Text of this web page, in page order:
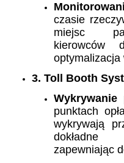
czasie
miejsc
kierowców
optymalizacja
3. Toll Booth
Wykrywanie
punktach
wykrywają
dokładne
zapewniając